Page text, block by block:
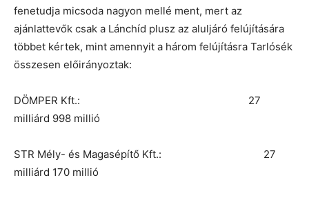
fenetudja micsoda nagyon mellé ment, mert az
ajánlattevők csak a Lánchíd plusz az aluljáró felújítására
többet kértek, mint amennyit a három felújításra Tarlósék
összesen előirányoztak:
DÖMPER Kft.: 27
milliárd 998 millió
STR Mély- és Magasépítő Kft.: 27
milliárd 170 millió